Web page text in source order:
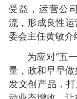
受益，运营公
流，形成良性
委会主任黄敏介
为应对“五一”
量，政和早早
发文创产品，